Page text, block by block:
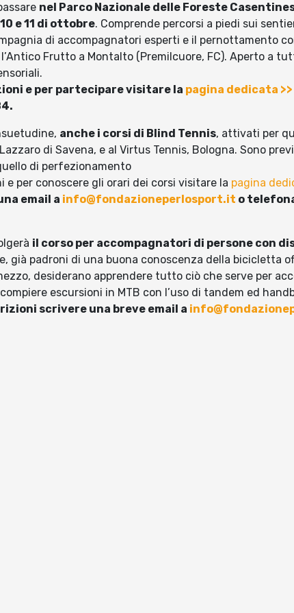
nel Parco Nazionale delle Foreste
10 e 11 di ottobre. Comprende percorsi a piedi sui
di accompagnatori esperti e il pernottamento
Frutto a Montalto (Premilcuore, FC). Aperto a
e per partecipare visitare la pagina dedicata >>
anche i corsi di Blind Tennis, attivati per
di Savena, e al Virtus Tennis, Bologna. Sono
di perfezionamento
e per conoscere gli orari dei corsi visitare la pagina
email a info@fondazioneperlosport.it o
il corso per accompagnatori di persone con
già padroni di una buona conoscenza della bicicletta
desiderano apprendere tutto ciò che serve per
escursioni in MTB con l’uso di tandem ed
scrivere una breve email a